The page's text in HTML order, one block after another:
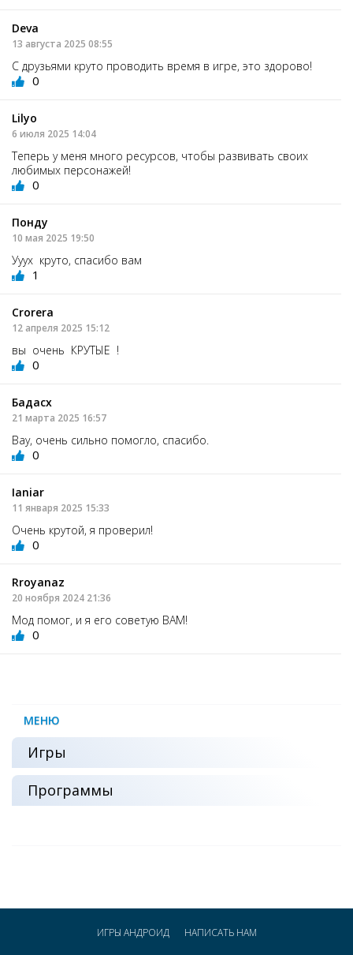
Deva
13 августа 2025 08:55
С друзьями круто проводить время в игре, это здорово!
0
Lilyo
6 июля 2025 14:04
Теперь у меня много ресурсов, чтобы развивать своих
любимых персонажей!
0
Понду
10 мая 2025 19:50
Ууух круто, спасибо вам
1
Crorera
12 апреля 2025 15:12
вы очень КРУТЫЕ !
0
Бадасх
21 марта 2025 16:57
Вау, очень сильно помогло, спасибо.
0
Ianiar
11 января 2025 15:33
Очень крутой, я проверил!
0
Rroyanaz
20 ноября 2024 21:36
Мод помог, и я его советую ВАМ!
0
МЕНЮ
Игры
Программы
ИГРЫ АНДРОИД НАПИСАТЬ НАМ